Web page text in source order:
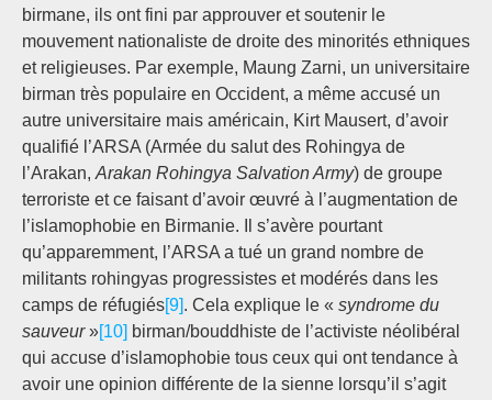
birmane, ils ont fini par approuver et soutenir le
mouvement nationaliste de droite des minorités ethniques
et religieuses. Par exemple, Maung Zarni, un universitaire
birman très populaire en Occident, a même accusé un
autre universitaire mais américain, Kirt Mausert, d’avoir
qualifié l’ARSA (Armée du salut des Rohingya de
l’Arakan, Arakan Rohingya Salvation Army) de groupe
terroriste et ce faisant d’avoir œuvré à l’augmentation de
l’islamophobie en Birmanie. Il s’avère pourtant
qu’apparemment, l’ARSA a tué un grand nombre de
militants rohingyas progressistes et modérés dans les
camps de réfugiés[9]. Cela explique le « syndrome du
sauveur»[10] birman/bouddhiste de l’activiste néolibéral
qui accuse d’islamophobie tous ceux qui ont tendance à
avoir une opinion différente de la sienne lorsqu’il s’agit